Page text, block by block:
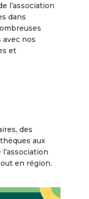
l’association
dans
nos
et
des
aux
en région.